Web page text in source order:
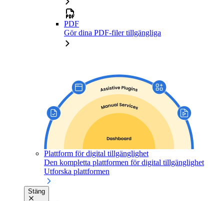
PDF
Gör dina PDF-filer tillgängliga
Plattform för digital tillgänglighet
Den kompletta plattformen för digital tillgänglighet
Utforska plattformen
Stäng